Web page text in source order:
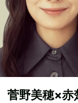
菅野美穂×赤